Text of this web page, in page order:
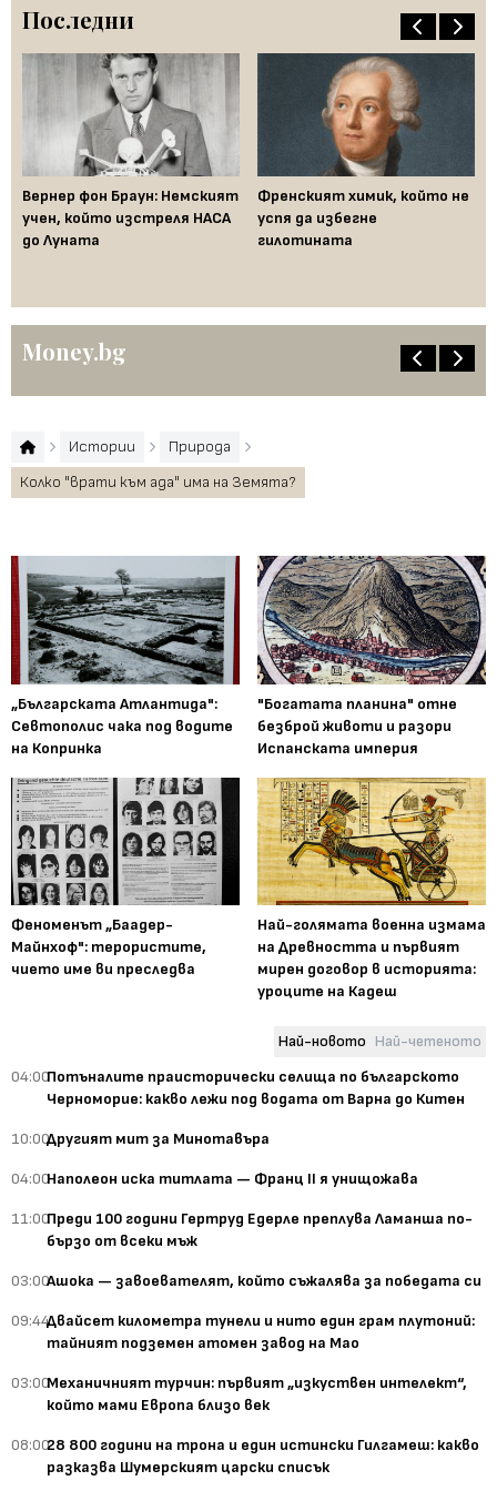
Последни
Вернер фон Браун: Немският
учен, който изстреля НАСА
до Луната
Френският химик, който не
успя да избегне
гилотината
Money.bg
Истории
Природа
Колко "врати към ада" има на Земята?
„Българската Атлантида":
Севтополис чака под водите
на Копринка
"Богатата планина" отне
безброй животи и разори
Испанската империя
Феноменът „Баадер-
Майнхоф": терористите,
чието име ви преследва
Най-голямата военна измама
на Древността и първият
мирен договор в историята:
уроците на Кадеш
Най-новото Най-четеното
04:00Потъналите праисторически селища по българското
Черноморие: какво лежи под водата от Варна до Китен
10:00Другият мит за Минотавъра
04:00Наполеон иска титлата — Франц II я унищожава
11:00Преди 100 години Гертруд Едерле преплува Ламанша по-
бързо от всеки мъж
03:00Ашока — завоевателят, който съжалява за победата си
09:44Двайсет километра тунели и нито един грам плутоний:
тайният подземен атомен завод на Мао
03:00Механичният турчин: първият „изкуствен интелект“,
който мами Европа близо век
08:0028 800 години на трона и един истински Гилгамеш: какво
разказва Шумерският царски списък